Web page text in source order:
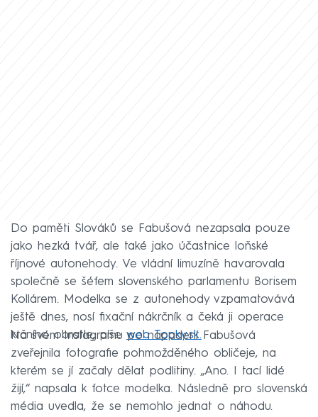
Do paměti Slováků se Fabušová nezapsala pouze
jako hezká tvář, ale také jako účastnice loňské
říjnové autonehody. Ve vládní limuzíně havarovala
společně se šéfem slovenského parlamentu Borisem
Kollárem. Modelka se z autonehody vzpamatovává
ještě dnes, nosí fixační nákrčník a čeká ji operace
krčního obratle, píše web Topky.sk.
Na svém Instagramu po napadení Fabušová
zveřejnila fotografie pohmožděného obličeje, na
kterém se jí začaly dělat podlitiny. „Ano. I tací lidé
žijí,“ napsala k fotce modelka. Následně pro slovenská
média uvedla, že se nemohlo jednat o náhodu.